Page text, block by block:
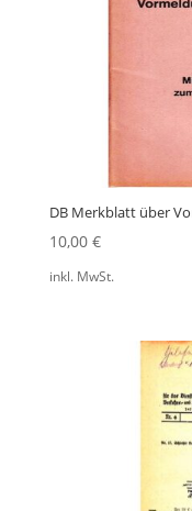
DB Merkblatt über
10,00 €
inkl. MwSt.